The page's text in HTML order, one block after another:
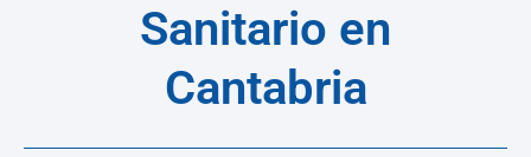
Sanitario en
Cantabria